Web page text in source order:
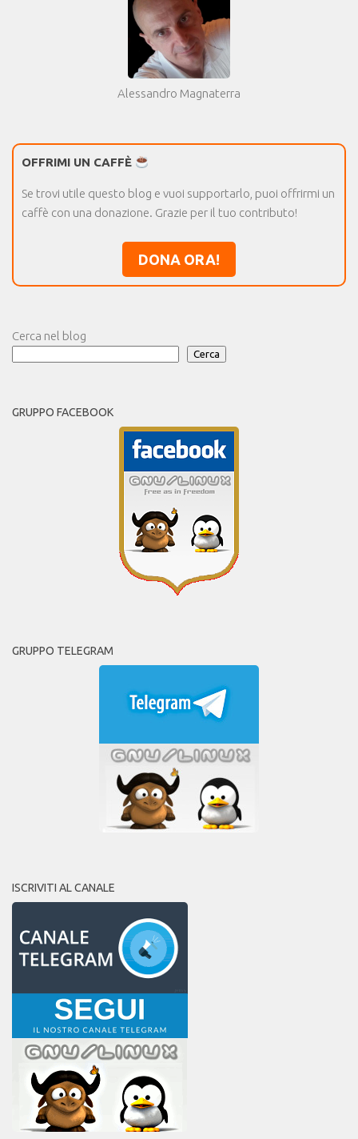
Alessandro Magnaterra
OFFRIMI UN CAFFÈ
Se trovi utile questo blog e vuoi supportarlo, puoi offrirmi un
caffè con una donazione. Grazie per il tuo contributo!
DONA ORA!
Cerca nel blog
Cerca
GRUPPO FACEBOOK
GRUPPO TELEGRAM
ISCRIVITI AL CANALE